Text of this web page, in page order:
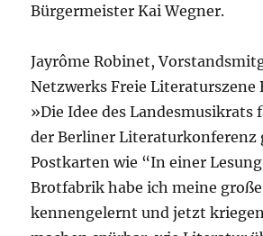
Bürgermeister Kai Wegner.
Jayrôme Robinet,
Netzwerks Freie Literaturszene
»Die Idee des Landesmusikrats
der Berliner Literaturkonferenz
Postkarten wie “In einer
Brotfabrik habe ich meine
kennengelernt und jetzt